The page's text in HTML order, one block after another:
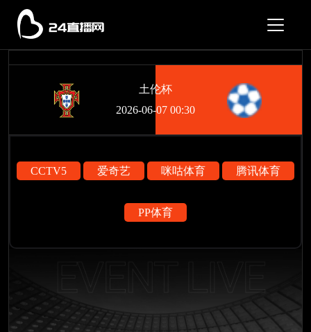
土伦杯
2026-06-07 00:30
CCTV5 爱奇艺 咪咕体育 腾讯体育
PP体育